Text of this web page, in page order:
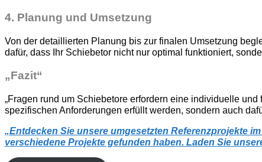
4. Planung und Umsetzung
Von der detaillierten Planung bis zur finalen Umsetzung
dafür, dass Ihr Schiebetor nicht nur optimal funktioniert,
„Fazit“
„Fragen rund um Schiebetore erfordern eine individuelle
spezifischen Anforderungen erfüllt werden, sondern auch
„Entdecken Sie unsere umgesetzten Referenzprojekte
verschiedene Projekte gefunden haben. Laden Sie